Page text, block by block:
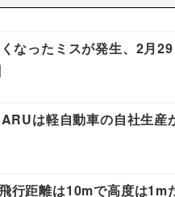
なったミスが発生、2月
は軽自動車の自社生産
行距離は10mで高度は1m